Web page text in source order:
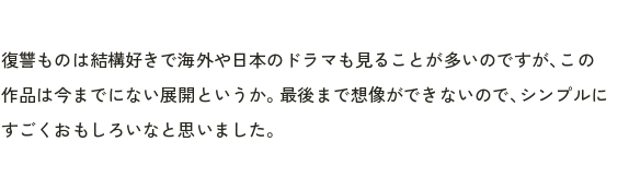
復讐ものは結構好きで海外や日本のドラマも見ることが多いのですが、この
作品は今までにない展開というか。最後まで想像ができないので、シンプルに
すごくおもしろいなと思いました。